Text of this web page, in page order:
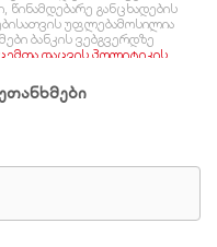
წინამდებარე განცხადების
უფლებამოსილია
ბანკის ვებგვერდზე
დაცვის პოლიტიკის